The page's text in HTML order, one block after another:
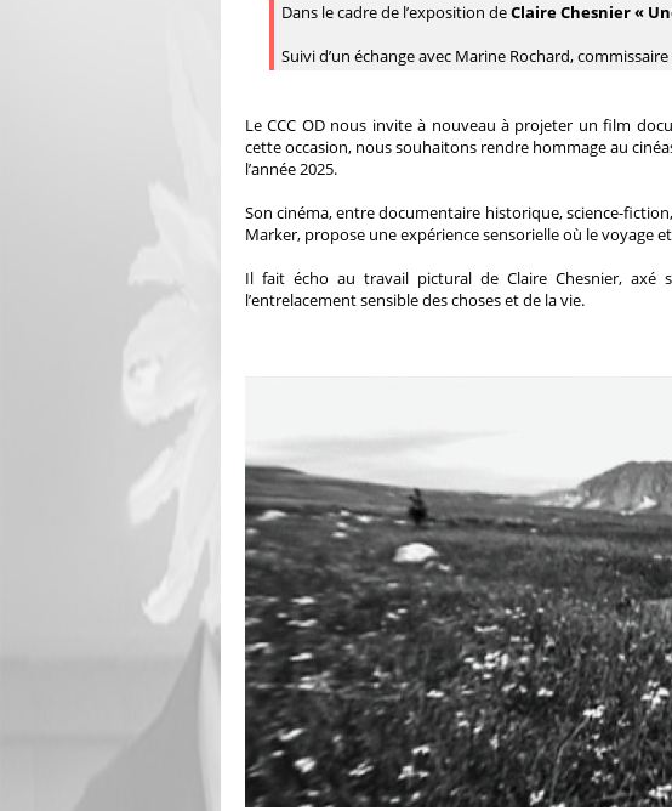
Dans le cadre de l’exposition deClaire Chesnier «
Suivi d’un échange avec Marine Rochard,
Le CCC OD nous invite à nouveau à projeter un film
cette occasion, nous souhaitons rendre hommage au
l’année 2025.
Son cinéma, entre documentaire historique, science-
Marker, propose une expérience sensorielle où le voyage
Il fait écho au travail pictural de Claire Chesnier,
l’entrelacement sensible des choses et de la vie.